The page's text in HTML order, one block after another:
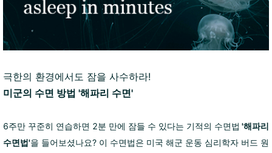
극한의 환경에서도 잠을 사수하라!
미군의 수면 방법 '해파리 수면'
6주만 꾸준히 연습하면 2분 만에 잠들 수 있다는 기적의 수면법 '해파리
수면법'을 들어보셨나요? 이 수면법은 미국 해군 운동 심리학자 버드 원